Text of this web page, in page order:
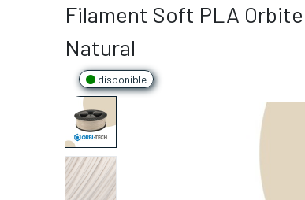
Filament Soft PLA
Natural
disponible